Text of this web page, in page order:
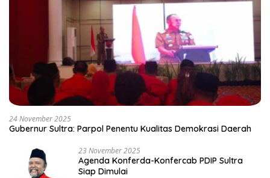
24 November 2025
Gubernur Sultra: Parpol Penentu Kualitas Demokrasi Daerah
23 November 2025
Agenda Konferda-Konfercab PDIP Sultra
Siap Dimulai